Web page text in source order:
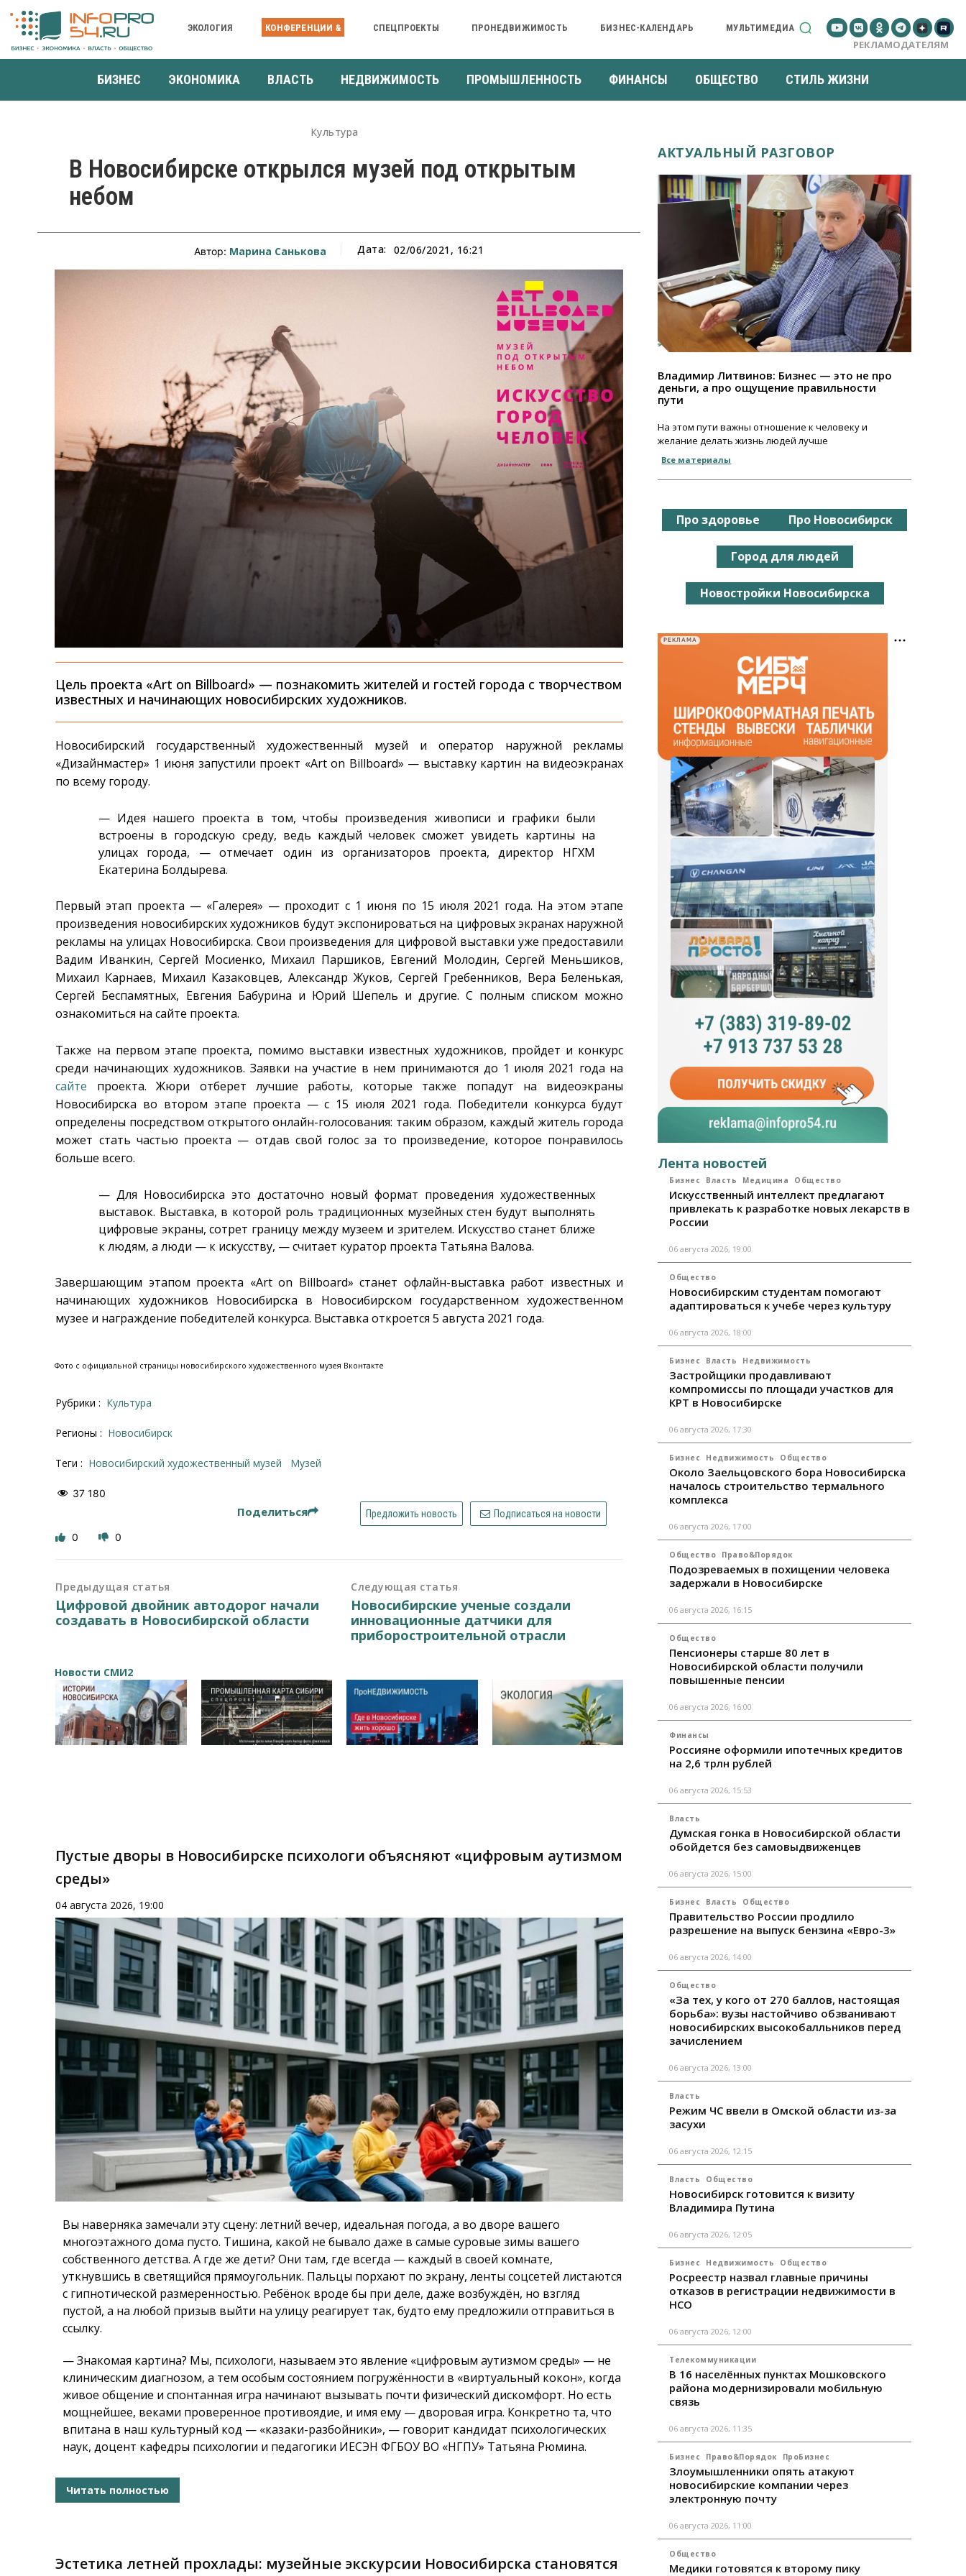
ЭКОЛОГИЯ КОНФЕРЕНЦИИ & СПЕЦПРОЕКТЫ ПРОНЕДВИЖИМОСТЬ БИЗНЕС-КАЛЕНДАРЬ МУЛЬТИМЕДИА
РЕКЛАМОДАТЕЛЯМ
БИЗНЕС ЭКОНОМИКА ВЛАСТЬ НЕДВИЖИМОСТЬ ПРОМЫШЛЕННОСТЬ ФИНАНСЫ ОБЩЕСТВО СТИЛЬ ЖИЗНИ
Культура
В Новосибирске открылся музей под открытым
небом
Автор: Марина Санькова Дата: 02/06/2021, 16:21
Цель проекта «Art on Billboard» — познакомить жителей и гостей города с творчеством
известных и начинающих новосибирских художников.
Новосибирский государственный художественный музей и оператор наружной рекламы
«Дизайнмастер» 1 июня запустили проект «Art on Billboard» — выставку картин на видеоэкранах
по всему городу.
— Идея нашего проекта в том, чтобы произведения живописи и графики были
встроены в городскую среду, ведь каждый человек сможет увидеть картины на
улицах города, — отмечает один из организаторов проекта, директор НГХМ
Екатерина Болдырева.
Первый этап проекта — «Галерея» — проходит с 1 июня по 15 июля 2021 года. На этом этапе
произведения новосибирских художников будут экспонироваться на цифровых экранах наружной
рекламы на улицах Новосибирска. Свои произведения для цифровой выставки уже предоставили
Вадим Иванкин, Сергей Мосиенко, Михаил Паршиков, Евгений Молодин, Сергей Меньшиков,
Михаил Карнаев, Михаил Казаковцев, Александр Жуков, Сергей Гребенников, Вера Беленькая,
Сергей Беспамятных, Евгения Бабурина и Юрий Шепель и другие. С полным списком можно
ознакомиться на сайте проекта.
Также на первом этапе проекта, помимо выставки известных художников, пройдет и конкурс
среди начинающих художников. Заявки на участие в нем принимаются до 1 июля 2021 года на
сайте проекта. Жюри отберет лучшие работы, которые также попадут на видеоэкраны
Новосибирска во втором этапе проекта — с 15 июля 2021 года. Победители конкурса будут
определены посредством открытого онлайн-голосования: таким образом, каждый житель города
может стать частью проекта — отдав свой голос за то произведение, которое понравилось
больше всего.
— Для Новосибирска это достаточно новый формат проведения художественных
выставок. Выставка, в которой роль традиционных музейных стен будут выполнять
цифровые экраны, сотрет границу между музеем и зрителем. Искусство станет ближе
к людям, а люди — к искусству, — считает куратор проекта Татьяна Валова.
Завершающим этапом проекта «Art on Billboard» станет офлайн-выставка работ известных и
начинающих художников Новосибирска в Новосибирском государственном художественном
музее и награждение победителей конкурса. Выставка откроется 5 августа 2021 года.
Фото с официальной страницы новосибирского художественного музея Вконтакте
Рубрики : Культура
Регионы : Новосибирск
Теги : Новосибирский художественный музей музей
37 180
Поделиться Предложить новость Подписаться на новости
0 0
Предыдущая статья
Цифровой двойник автодорог начали
создавать в Новосибирской области
Следующая статья
Новосибирские ученые создали
инновационные датчики для
приборостроительной отрасли
Новости СМИ2
Пустые дворы в Новосибирске психологи объясняют «цифровым аутизмом
среды»
04 августа 2026, 19:00
Вы наверняка замечали эту сцену: летний вечер, идеальная погода, а во дворе вашего
многоэтажного дома пусто. Тишина, какой не бывало даже в самые суровые зимы вашего
собственного детства. А где же дети? Они там, где всегда — каждый в своей комнате,
уткнувшись в светящийся прямоугольник. Пальцы порхают по экрану, ленты соцсетей листаются
с гипнотической размеренностью. Ребёнок вроде бы при деле, даже возбуждён, но взгляд
пустой, а на любой призыв выйти на улицу реагирует так, будто ему предложили отправиться в
ссылку.
— Знакомая картина? Мы, психологи, называем это явление «цифровым аутизмом среды» — не
клиническим диагнозом, а тем особым состоянием погружённости в «виртуальный кокон», когда
живое общение и спонтанная игра начинают вызывать почти физический дискомфорт. Но есть
мощнейшее, веками проверенное противоядие, и имя ему — дворовая игра. Конкретно та, что
впитана в наш культурный код — «казаки-разбойники», — говорит кандидат психологических
наук, доцент кафедры психологии и педагогики ИЕСЭН ФГБОУ ВО «НГПУ» Татьяна Рюмина.
Читать полностью
Эстетика летней прохлады: музейные экскурсии Новосибирска становятся
АКТУАЛЬНЫЙ РАЗГОВОР
Владимир Литвинов: Бизнес — это не про
деньги, а про ощущение правильности
пути
На этом пути важны отношение к человеку и
желание делать жизнь людей лучше
Все материалы
Про здоровье Про Новосибирск
Город для людей
Новостройки Новосибирска
РЕКЛАМА
Лента новостей
Бизнес Власть Медицина Общество
Искусственный интеллект предлагают
привлекать к разработке новых лекарств в
России
06 августа 2026, 19:00
Общество
Новосибирским студентам помогают
адаптироваться к учебе через культуру
06 августа 2026, 18:00
Бизнес Власть Недвижимость
Застройщики продавливают
компромиссы по площади участков для
КРТ в Новосибирске
06 августа 2026, 17:30
Бизнес Недвижимость Общество
Около Заельцовского бора Новосибирска
началось строительство термального
комплекса
06 августа 2026, 17:00
Общество Право&Порядок
Подозреваемых в похищении человека
задержали в Новосибирске
06 августа 2026, 16:15
Общество
Пенсионеры старше 80 лет в
Новосибирской области получили
повышенные пенсии
06 августа 2026, 16:00
Финансы
Россияне оформили ипотечных кредитов
на 2,6 трлн рублей
06 августа 2026, 15:53
Власть
Думская гонка в Новосибирской области
обойдется без самовыдвиженцев
06 августа 2026, 15:00
Бизнес Власть Общество
Правительство России продлило
разрешение на выпуск бензина «Евро-3»
06 августа 2026, 14:00
Общество
«За тех, у кого от 270 баллов, настоящая
борьба»: вузы настойчиво обзванивают
новосибирских высокобалльников перед
зачислением
06 августа 2026, 13:00
Власть
Режим ЧС ввели в Омской области из-за
засухи
06 августа 2026, 12:15
Власть Общество
Новосибирск готовится к визиту
Владимира Путина
06 августа 2026, 12:05
Бизнес Недвижимость Общество
Росреестр назвал главные причины
отказов в регистрации недвижимости в
НСО
06 августа 2026, 12:00
Телекоммуникации
В 16 населённых пунктах Мошковского
района модернизировали мобильную
связь
06 августа 2026, 11:35
Бизнес Право&Порядок ПроБизнес
Злоумышленники опять атакуют
новосибирские компании через
электронную почту
06 августа 2026, 11:00
Общество
Медики готовятся к второму пику